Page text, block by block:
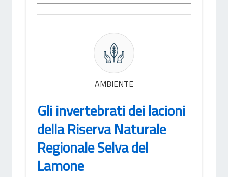
AMBIENTE
Gli invertebrati dei lacioni
della Riserva Naturale
Regionale Selva del
Lamone